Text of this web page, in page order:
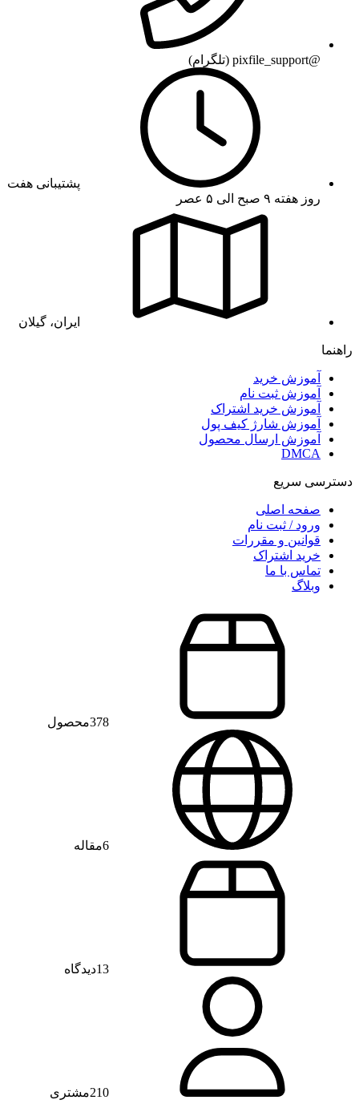
@pixfile_support (تلگرام)
پشتیبانی هفت
روز هفته ۹ صبح الی ۵ عصر
ایران، گیلان
راهنما
آموزش خرید
آموزش ثبت نام
آموزش خرید اشتراک
آموزش شارژ کیف پول
آموزش ارسال محصول
DMCA
دسترسی سریع
صفحه اصلی
ورود / ثبت نام
قوانین و مقررات
خرید اشتراک
تماس با ما
وبلاگ
378محصول
6مقاله
13دیدگاه
210مشتری